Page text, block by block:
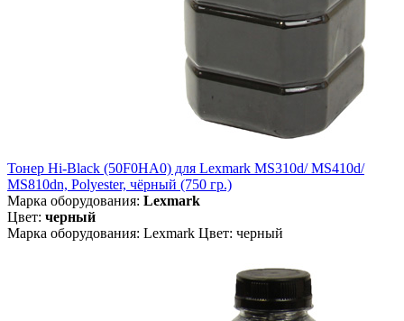
Тонер Hi-Black (50F0HA0) для Lexmark MS310d/ MS410d/
MS810dn, Polyester, чёрный (750 гр.)
Марка оборудования: Lexmark
Цвет: черный
Марка оборудования: Lexmark Цвет: черный